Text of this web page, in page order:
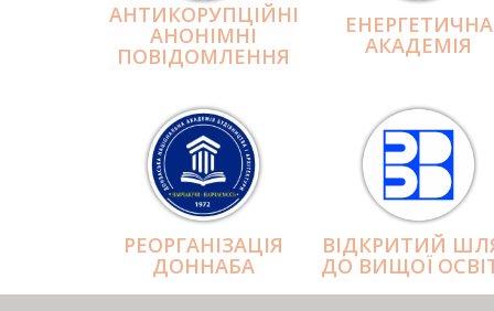
АНТИКОРУПЦІЙНІ
АНОНІМНІ
ПОВІДОМЛЕННЯ
ЕНЕРГЕТИЧНА
АКАДЕМІЯ
РЕОРГАНІЗАЦІЯ
ДОННАБА
ВІДКРИТИЙ
ДО ВИЩОЇ